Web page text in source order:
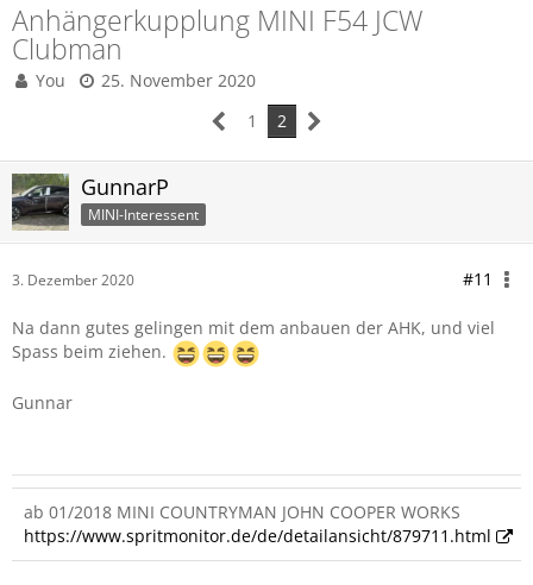
Anhängerkupplung MINI F54 JCW
Clubman
You
25. November 2020
1
2
GunnarP
MINI-Interessent
3. Dezember 2020 #11
Na dann gutes gelingen mit dem anbauen der AHK, und viel
Spass beim ziehen.
Gunnar
ab 01/2018 MINI COUNTRYMAN JOHN COOPER WORKS
https://www.spritmonitor.de/de/detailansicht/879711.html